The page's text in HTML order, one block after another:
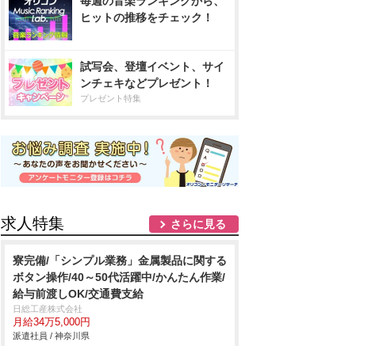
ヒットの推移をチェック！
試写会、登壇イベント、サイ
ンチェキなどプレゼント！
プレゼント特集
求人特集 さらに見る
寮完備/「シンプル業務」金属製品に関する
ボタン操作/40～50代活躍中/かんたん作業/
給与前渡しOK/交通費支給
日総工産株式会社
月給34万5,000円
派遣社員 / 神奈川県